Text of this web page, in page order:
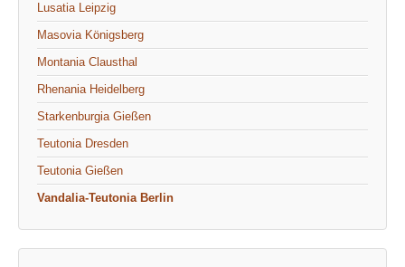
Lusatia Leipzig
Masovia Königsberg
Montania Clausthal
Rhenania Heidelberg
Starkenburgia Gießen
Teutonia Dresden
Teutonia Gießen
Vandalia-Teutonia Berlin